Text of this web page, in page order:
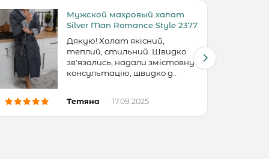
Мужской махровый халат
Silver Man Romance Style 2377
Дякую! Халат якісний,
теплий, стильний. Швидко
зв'язались, надали змістовну
консультацію, швидко д..
Тетяна 17.09.2025